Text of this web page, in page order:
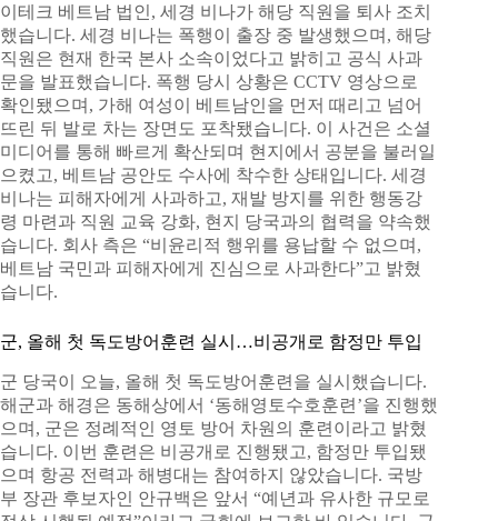
이테크 베트남 법인, 세경 비나가 해당 직원을 퇴사 조치
했습니다. 세경 비나는 폭행이 출장 중 발생했으며, 해당
직원은 현재 한국 본사 소속이었다고 밝히고 공식 사과
문을 발표했습니다. 폭행 당시 상황은 CCTV 영상으로
확인됐으며, 가해 여성이 베트남인을 먼저 때리고 넘어
뜨린 뒤 발로 차는 장면도 포착됐습니다. 이 사건은 소셜
미디어를 통해 빠르게 확산되며 현지에서 공분을 불러일
으켰고, 베트남 공안도 수사에 착수한 상태입니다. 세경
비나는 피해자에게 사과하고, 재발 방지를 위한 행동강
령 마련과 직원 교육 강화, 현지 당국과의 협력을 약속했
습니다. 회사 측은 “비윤리적 행위를 용납할 수 없으며,
베트남 국민과 피해자에게 진심으로 사과한다”고 밝혔
습니다.
군, 올해 첫 독도방어훈련 실시…비공개로 함정만 투입
군 당국이 오늘, 올해 첫 독도방어훈련을 실시했습니다.
해군과 해경은 동해상에서 ‘동해영토수호훈련’을 진행했
으며, 군은 정례적인 영토 방어 차원의 훈련이라고 밝혔
습니다. 이번 훈련은 비공개로 진행됐고, 함정만 투입됐
으며 항공 전력과 해병대는 참여하지 않았습니다. 국방
부 장관 후보자인 안규백은 앞서 “예년과 유사한 규모로